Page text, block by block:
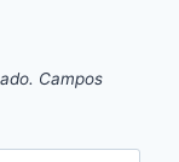
Campos